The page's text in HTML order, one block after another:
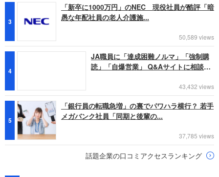
3
「新卒に1000万円」のNEC 現役社員が酷評「暗
愚な年配社員の老人介護施...
50,589 views
4
JA職員に「達成困難ノルマ」「強制購
読」「自爆営業」 Q&Aサイトに相談
43,432 views
5
「銀行員の転職急増」の裏でパワハラ横行？ 若手
メガバンク社員「同期と後輩の...
37,785 views
話題企業の口コミアクセスランキング